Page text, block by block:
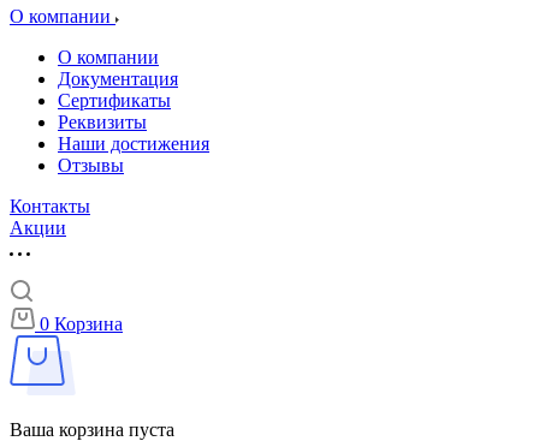
О компании
О компании
Документация
Сертификаты
Реквизиты
Наши достижения
Отзывы
Контакты
Акции
0 Корзина
Ваша корзина пуста